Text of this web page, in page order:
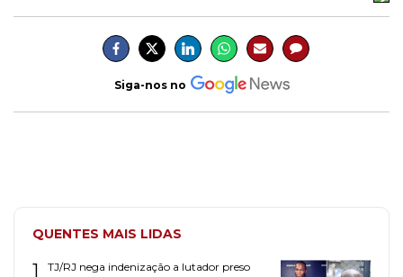
Siga-nos no
QUENTES MAIS LIDAS
1
TJ/RJ nega indenização a lutador preso